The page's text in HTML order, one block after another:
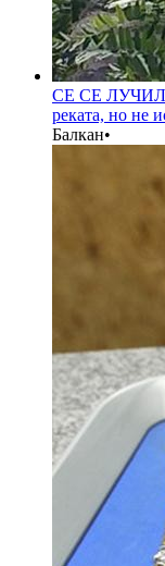
СЕ СЕ
реката, но не
Балкан•